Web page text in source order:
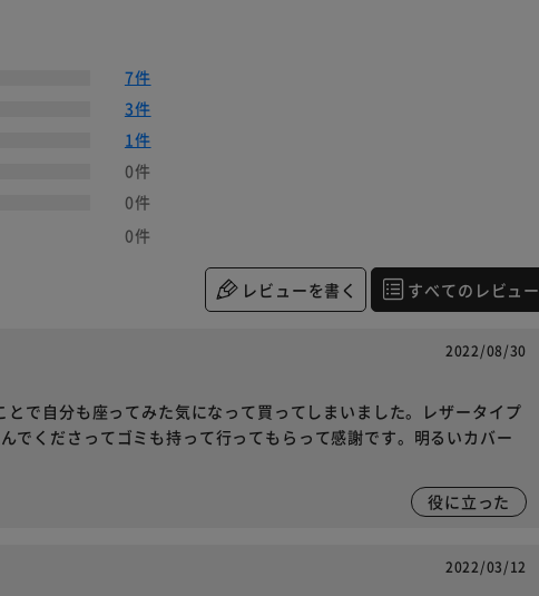
7件
3件
1件
0件
0件
0件
レビューを書く すべてのレビュー
2022/08/30
で自分も座ってみた気になって買ってしまいました。レザータイプ
でくださってゴミも持って行ってもらって感謝です。明るいカバー
役に立った
2022/03/12